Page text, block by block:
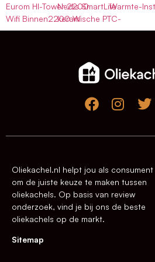
Eurom HI-Tower 2200
Wifi Binnen2200 W
Nedis SmartLife
keramische PTC-
Warmte-
Oliekachel.nl helpt jou als consument
om de juiste keuze te maken tussen
oliekachels. Op basis van review
onderzoek, vind je bij ons de beste
oliekachels op de markt.
Sitemap